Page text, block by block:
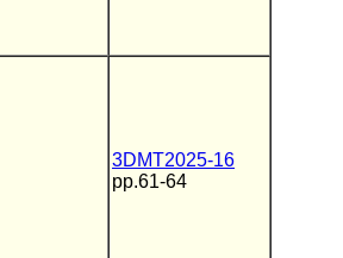
3DMT2025-16
pp.61-64